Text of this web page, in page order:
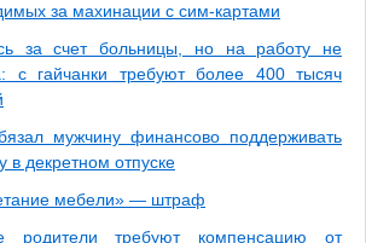
за махинации с сим-картами
за счет больницы, но на работу не
с гайчанки требуют более 400 тысяч
мужчину финансово поддерживать
в декретном отпуске
мебели» — штраф
родители требуют компенсацию от